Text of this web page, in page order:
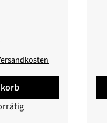
Preis: